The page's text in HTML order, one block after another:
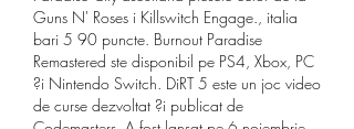
Guns N' Roses i Killswitch Engage., italia
bari 5 90 puncte. Burnout Paradise
Remastered ste disponibil pe PS4, Xbox, PC
?i Nintendo Switch. DiRT 5 este un joc video
de curse dezvoltat ?i publicat de